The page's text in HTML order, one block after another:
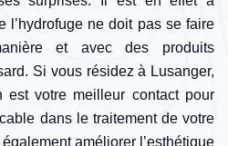
l’hydrofuge ne doit pas se faire
et avec des produits
Si vous résidez à Lusanger,
est votre meilleur contact pour
dans le traitement de votre
améliorer l’esthétique